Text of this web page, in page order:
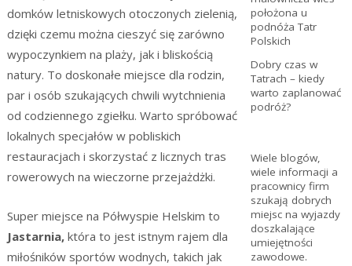
domków letniskowych otoczonych zielenią,
dzięki czemu można cieszyć się zarówno
wypoczynkiem na plaży, jak i bliskością
natury. To doskonałe miejsce dla rodzin,
par i osób szukających chwili wytchnienia
od codziennego zgiełku. Warto spróbować
lokalnych specjałów w pobliskich
restauracjach i skorzystać z licznych tras
rowerowych na wieczorne przejażdżki.
Super miejsce na Półwyspie Helskim to
Jastarnia,która to jest istnym rajem dla
miłośników sportów wodnych, takich jak
położona u
podnóża Tatr
Polskich
Dobry czas w
Tatrach – kiedy
warto zaplanować
podróż?
Wiele blogów,
wiele informacji a
pracownicy firm
szukają dobrych
miejsc na wyjazdy
doszkalające
umiejętności
zawodowe.